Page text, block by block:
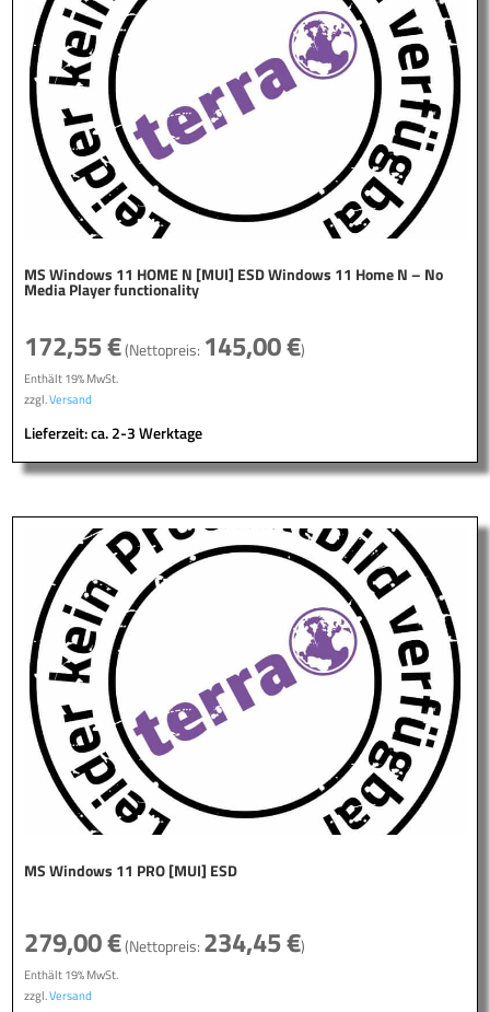
MS Windows 11 HOME N [MUI] ESD Windows 11 Home N – No
Media Player functionality
172,55€(Nettopreis: 145,00€)
Enthält 19% MwSt.
zzgl.Versand
Lieferzeit: ca. 2-3 Werktage
MS Windows 11 PRO [MUI] ESD
279,00€(Nettopreis: 234,45€)
Enthält 19% MwSt.
zzgl.Versand